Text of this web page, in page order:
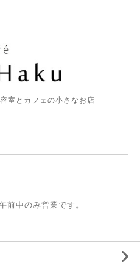
室とカフェの小さなお店
前中のみ営業です。